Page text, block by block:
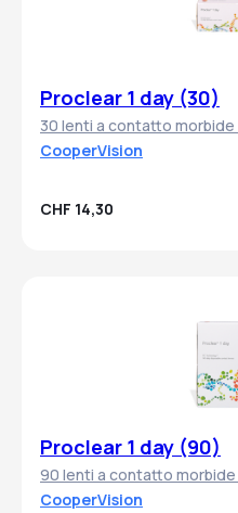
Proclear 1 day (30)
30 lenti a contatto
CooperVision
CHF 14,30
Proclear 1 day (90)
90 lenti a contatto
CooperVision